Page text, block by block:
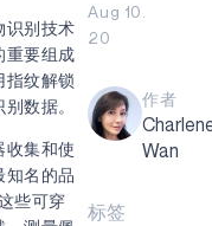
让我们共创未来
活动
投资者关系
消息
合作伙伴关系的成功亮点
我们的合作
资源
购买地点
识别技术
重要组成
指纹解锁
数据。
收集和使
知名的品
些可穿
Aug 10.
20
作者
Wan
标签